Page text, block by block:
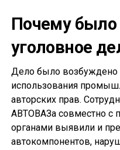
Почему
уголовное
Дело было возбуждено
использования
авторских прав.
АВТОВАЗа совместно с
органами выявили и
автокомпонентов,